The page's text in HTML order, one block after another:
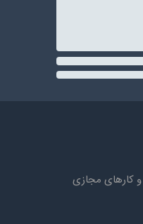
و کارهای مجازی